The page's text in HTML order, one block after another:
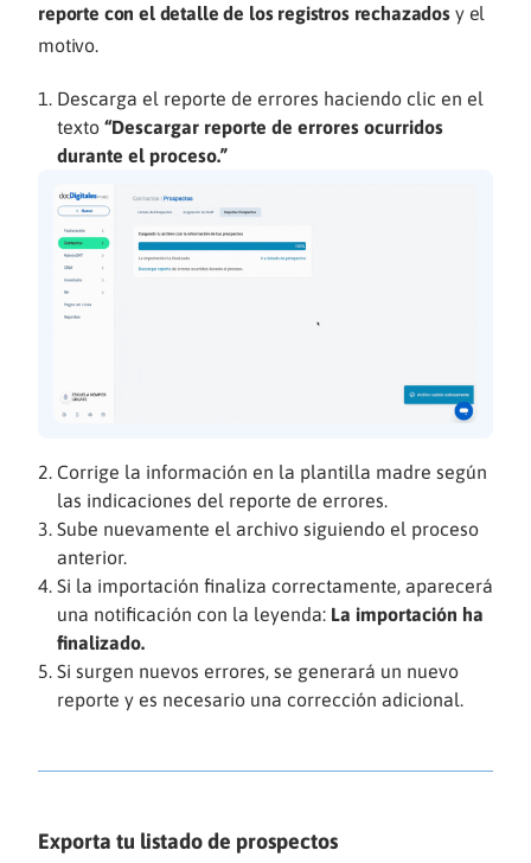
reporte con el detalle de los registros rechazados y el
motivo.
Descarga el reporte de errores haciendo clic en el
texto “Descargar reporte de errores ocurridos
durante el proceso.”
Corrige la información en la plantilla madre según
las indicaciones del reporte de errores.
Sube nuevamente el archivo siguiendo el proceso
anterior.
Si la importación finaliza correctamente, aparecerá
una notificación con la leyenda: La importación ha
finalizado.
Si surgen nuevos errores, se generará un nuevo
reporte y es necesario una corrección adicional.
Exporta tu listado de prospectos